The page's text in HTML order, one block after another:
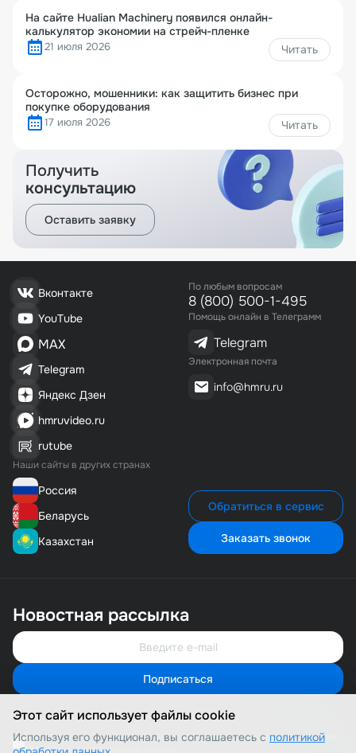
На сайте Hualian Machinery появился онлайн-
калькулятор экономии на стрейч-пленке
21 июля 2026 Читать
Осторожно, мошенники: как защитить бизнес при
покупке оборудования
17 июля 2026 Читать
Получить
консультацию
Оставить заявку
Вконтакте
YouTube
MAX
Telegram
Яндекс Дзен
hmruvideo.ru
rutube
Наши сайты в других странах
Россия
Беларусь
Казахстан
По любым вопросам
8 (800) 500-1-495
Помощь онлайн в Телеграмм
Telegram
Электронная почта
info@hmru.ru
Обратиться в сервис
Заказать звонок
Новостная рассылка
Я соглашаюсь с политикой конфиденциальности и даю согласие на
обработку персональных данных
Подписаться
Свяжитесь с нами
Мы онлайн и готовы помочь
Позвонить нам
8 (800) 500-1-495
Этот сайт использует файлы cookie
Используя его функционал, вы соглашаетесь с политикой